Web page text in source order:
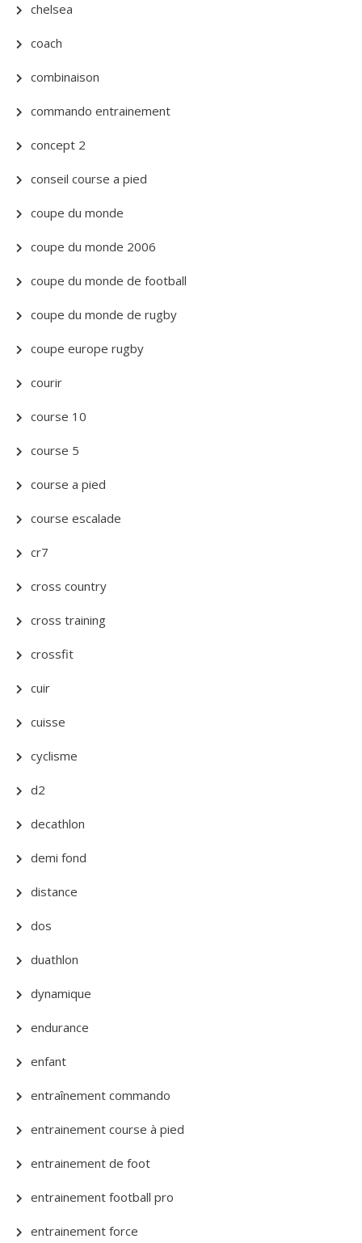
chelsea
coach
combinaison
commando entrainement
concept 2
conseil course a pied
coupe du monde
coupe du monde 2006
coupe du monde de football
coupe du monde de rugby
coupe europe rugby
courir
course 10
course 5
course a pied
course escalade
cr7
cross country
cross training
crossfit
cuir
cuisse
cyclisme
d2
decathlon
demi fond
distance
dos
duathlon
dynamique
endurance
enfant
entraînement commando
entrainement course à pied
entrainement de foot
entrainement football pro
entrainement force